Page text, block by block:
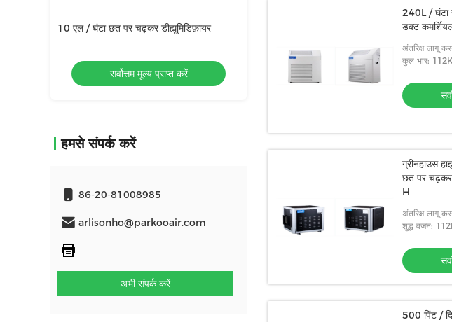
1300 वाट की छत पर चढ़कर डीह्यूमिडिफ़ायर
सर्वोत्तम मूल्य प्राप्त करें सर्वोत्तम मूल्य प्राप्त करें
हमसे संपर्क करें
86-20-81008985
arlisonho@parkooair.com
अभी संपर्क करें
240L / घंटा
डक्ट
अंतरिक्ष लागू
कुल भार:
ग्रीनहाउस
छत पर चढ़कर
H
अंतरिक्ष लागू
शुद्ध वजन:
500 पिंट /